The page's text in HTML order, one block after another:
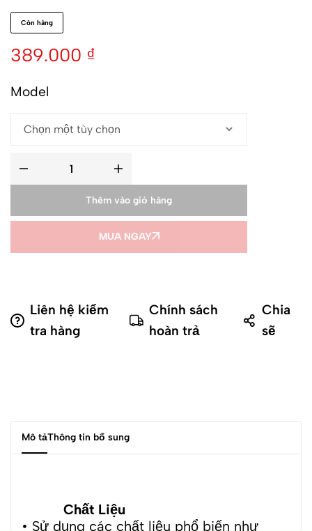
Còn hàng
389.000 ₫
Model
Thêm vào giỏ hàng
MUA NGAY
Liên hệ kiểm
tra hàng
Chính sách
hoàn trả
Chia
sẽ
Mô tảThông tin bổ sung
Chất Liệu
• Sử dụng các chất liệu phổ biến như